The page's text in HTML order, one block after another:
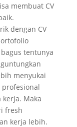
membuat CV
dengan CV
tentunya
menyukai
profesional
Maka
fresh
kerja lebih.